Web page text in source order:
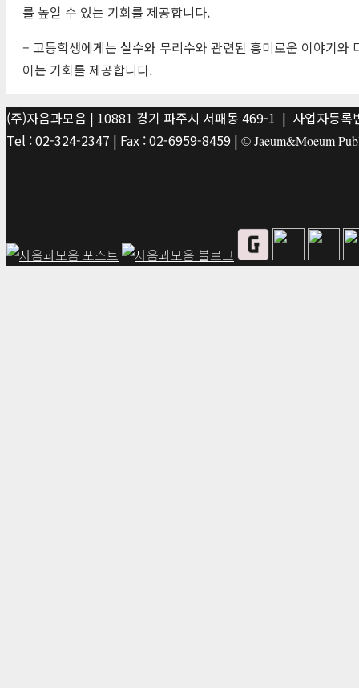
를 높일 수 있는 기회를 제공합니다.
– 고등학생에게는 실수와 무리수와 관련된 흥미로운 이야기
이는 기회를 제공합니다.
(주)자음과모음 | 10881 경기 파주시 서패동 469-1 | 사업자등
Tel : 02-324-2347 | Fax : 02-6959-8459 | © Jaeum&Moeum